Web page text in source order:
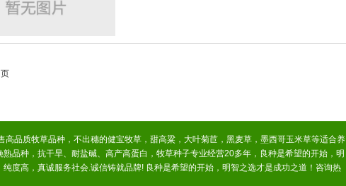
品质牧草品种，不出穗的健宝牧草，甜高粱，大叶菊苣，黑麦草，墨西哥玉米草等适合养
品种，抗干旱、耐盐碱、高产高蛋白，牧草种子专业经营20多年，良种是希望的开始，明
度高，真诚服务社会.诚信铸就品牌! 良种是希望的开始，明智之选才是成功之道！咨询热